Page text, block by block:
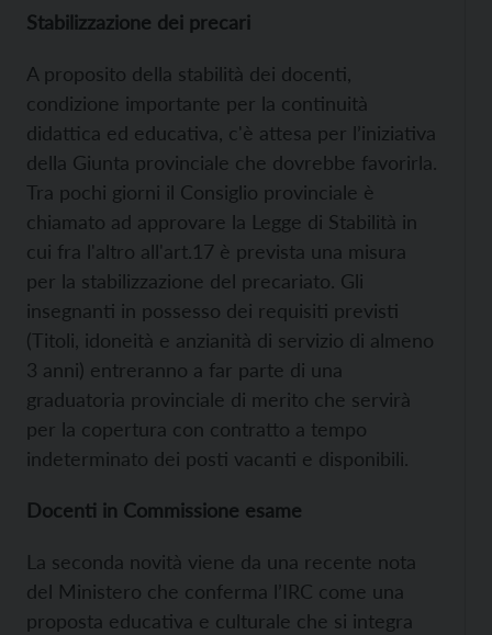
Stabilizzazione dei precari
A proposito della stabilità dei docenti,
condizione importante per la continuità
didattica ed educativa, c'è attesa per l’iniziativa
della Giunta provinciale che dovrebbe favorirla.
Tra pochi giorni il Consiglio provinciale è
chiamato ad approvare la Legge di Stabilità in
cui fra l'altro all'art.17 è prevista una misura
per la stabilizzazione del precariato. Gli
insegnanti in possesso dei requisiti previsti
(Titoli, idoneità e anzianità di servizio di almeno
3 anni) entreranno a far parte di una
graduatoria provinciale di merito che servirà
per la copertura con contratto a tempo
indeterminato dei posti vacanti e disponibili.
Docenti in Commissione esame
La seconda novità viene da una recente nota
del Ministero che conferma l’IRC come una
proposta educativa e culturale che si integra